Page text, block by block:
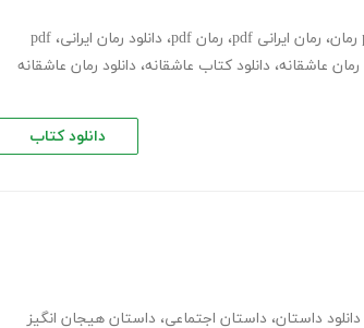
، رمان ایرانی pdf ، رمان pdf ، دانلود رمان ایرانی، pdf
رمان عاشقانه، دانلود کتاب عاشقانه، دانلود رمان عاشقانه
دانلود کتاب
دانلود داستان، داستان اجتماعی، داستان هیجان انگیز